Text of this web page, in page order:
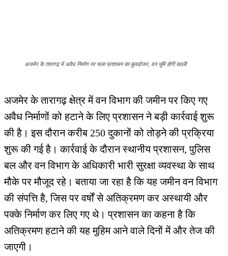
अजमेर के तारागढ़ में अवैध निर्माण पर चला प्रशासन का बुलडोजर, वन भूमि होगी खाली
अजमेर के तारागढ़ क्षेत्र में वन विभाग की जमीन पर किए गए
अवैध निर्माणों को हटाने के लिए प्रशासन ने बड़ी कार्रवाई शुरू
की है। इस दौरान करीब 250 दुकानों को तोड़ने की प्रक्रिया
शुरू की गई है। कार्रवाई के दौरान स्थानीय प्रशासन, पुलिस
बल और वन विभाग के अधिकारी भारी सुरक्षा व्यवस्था के साथ
मौके पर मौजूद रहे। बताया जा रहा है कि यह जमीन वन विभाग
की संपत्ति है, जिस पर वर्षों से अतिक्रमण कर अस्थायी और
पक्के निर्माण कर लिए गए थे। प्रशासन का कहना है कि
अतिक्रमण हटाने की यह मुहिम आने वाले दिनों में और तेज की
जाएगी।